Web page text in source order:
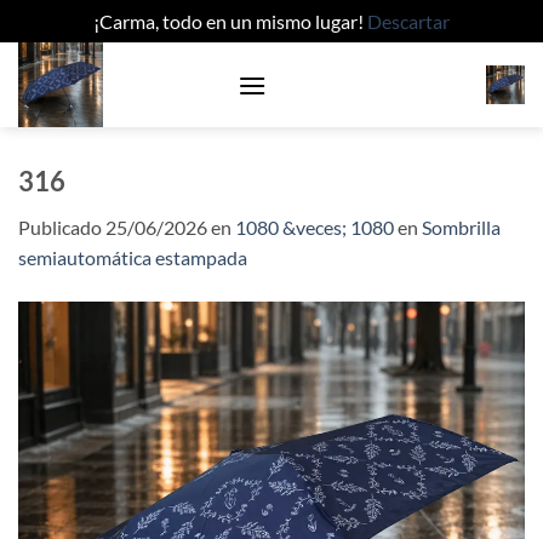
¡Carma, todo en un mismo lugar! Descartar
Saltar
contenido
316
Publicado 25/06/2026en 1080 &veces; 1080en Sombrilla
semiautomática estampada